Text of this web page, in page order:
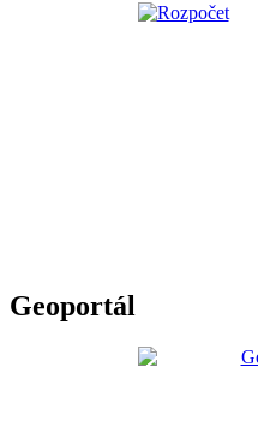
Geoportál